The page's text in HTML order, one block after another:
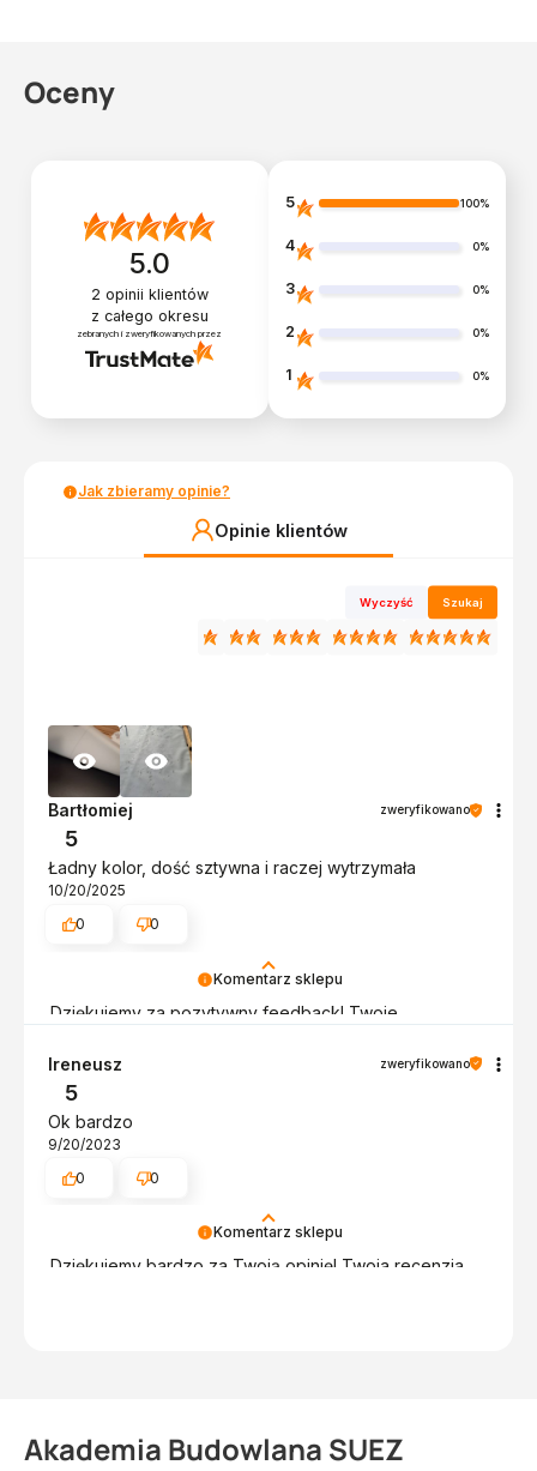
Oceny
5.0
2 opinii klientów
z całego okresu
zebranych i zweryfikowanych przez
5 100%
4 0%
3 0%
2 0%
1 0%
Jak zbieramy opinie?
Opinie klientów
Wyczyść Szukaj
Komentarz sklepu
Dziękujemy za pozytywny feedback! Twoje
Zapraszamy ponownie! Pozdrawiamy, obsługa sklepu.
Bartłomiej zweryfikowano
5
Ładny kolor, dość sztywna i raczej wytrzymała
10/20/2025
0
0
Komentarz sklepu
Dziękujemy bardzo za Twoją opinię! Twoja recenzja
Ireneusz zweryfikowano
5
Ok bardzo
9/20/2023
0
0
Akademia Budowlana SUEZ